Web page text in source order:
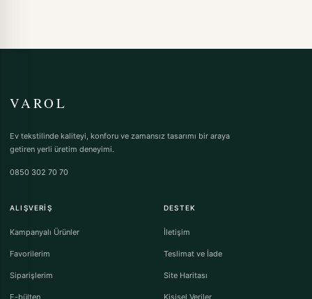
VAROL
Ev tekstilinde kaliteyi, konforu ve zamansız tasarımı bir araya
getiren yerli üretim deneyimi.
0850 302 70 70
ALIŞVERIŞ
Kampanyalı Ürünler
Favorilerim
Siparişlerim
E-bülten
DESTEK
İletişim
Teslimat ve İade
Site Haritası
Kişisel Veriler